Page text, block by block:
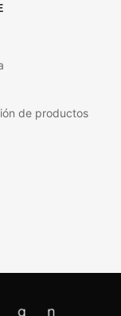
de productos